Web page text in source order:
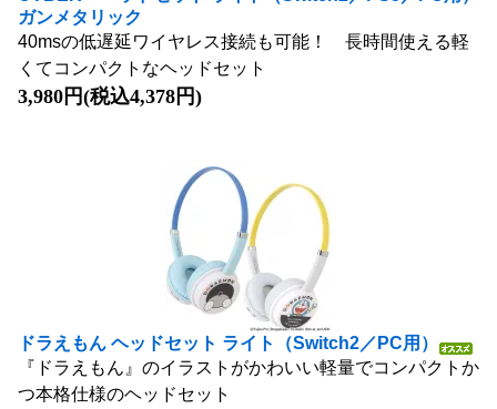
ガンメタリック
40msの低遅延ワイヤレス接続も可能！ 長時間使える軽
くてコンパクトなヘッドセット
3,980円(税込4,378円)
ドラえもん ヘッドセット ライト（Switch2／PC用）
『ドラえもん』のイラストがかわいい軽量でコンパクトか
つ本格仕様のヘッドセット